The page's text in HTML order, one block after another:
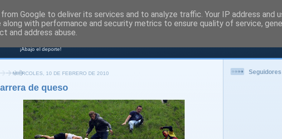
NO SPORT
¡Abajo el deporte!
MIÉRCOLES, 10 DE FEBRERO DE 2010
de queso
Seguidores
Google to deliver its services and to analyze traffic. Your IP address and
along with performance and security metrics to ensure quality of service,
and address abuse.